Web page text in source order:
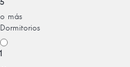
5
o más
Dormitorios
1